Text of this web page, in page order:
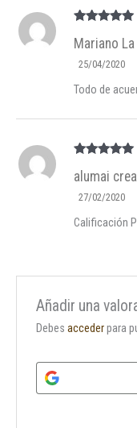
5de 5
Mariano
25/04/2020
Todo de
5 de 5
alumai
27/02/2020
Calificación
Añadir una
Debesaccederpara